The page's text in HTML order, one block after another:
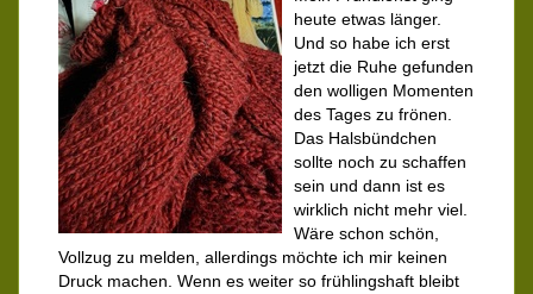
heute etwas länger.
Und so habe ich erst
jetzt die Ruhe gefunden
den wolligen Momenten
des Tages zu frönen.
Das Halsbündchen
sollte noch zu schaffen
sein und dann ist es
wirklich nicht mehr viel.
Wäre schon schön,
Vollzug zu melden, allerdings möchte ich mir keinen
Druck machen. Wenn es weiter so frühlingshaft bleibt